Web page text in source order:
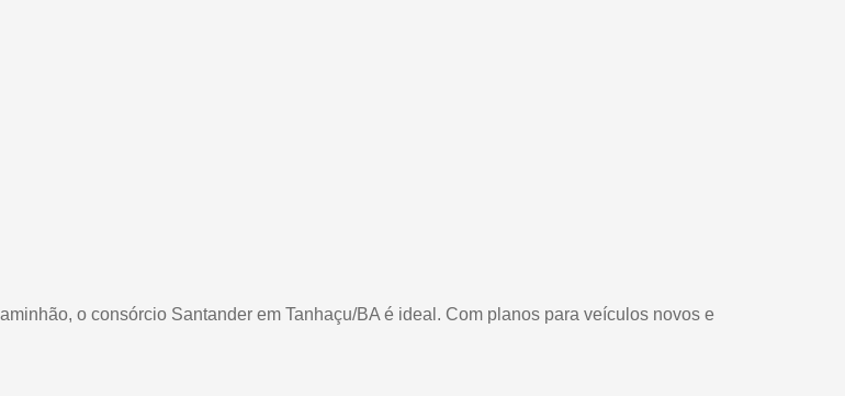
o consórcio Santander em Tanhaçu/BA é ideal. Com planos para veículos novos e